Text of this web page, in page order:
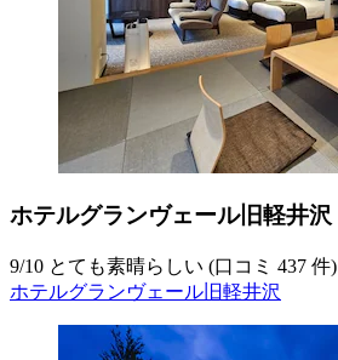
ホテルグランヴェール旧軽井沢
9/10 とても素晴らしい (口コミ 437 件)
ホテルグランヴェール旧軽井沢